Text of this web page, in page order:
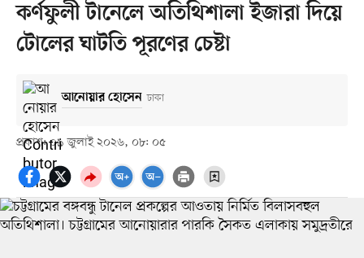
কর্ণফুলী টানেলে অতিথিশালা ইজারা দিয়ে
টোলের ঘাটতি পূরণের চেষ্টা
আনোয়ার হোসেন ঢাকা
প্রকাশ: ০৯ জুলাই ২০২৬, ০৮: ০৫